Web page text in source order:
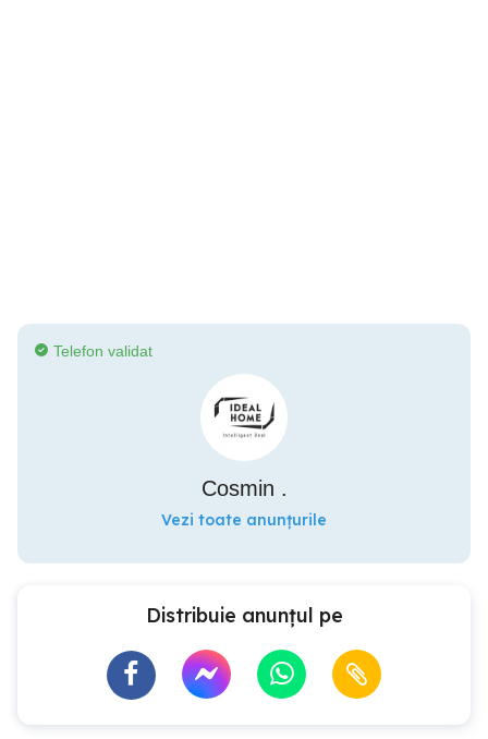
Telefon validat
Cosmin .
Vezi toate anunțurile
Distribuie anunțul pe